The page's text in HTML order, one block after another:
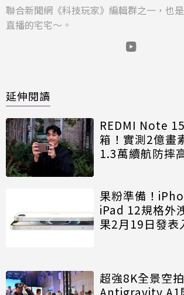
聯合新聞網《科技玩家》編輯群之一，也
直播的宅宅～。
延伸閱讀
REDMI Note
箱！實測2億畫
1.3萬續航防摔
果粉準備！
iPad 12規格外
果2月19日發表
超強8K全景空